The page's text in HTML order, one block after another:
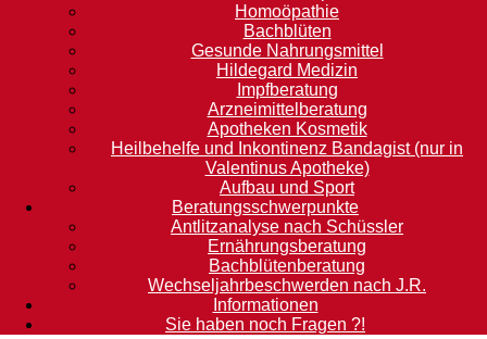
Homoöpathie
Bachblüten
Gesunde Nahrungsmittel
Hildegard Medizin
Impfberatung
Arzneimittelberatung
Apotheken Kosmetik
Heilbehelfe und Inkontinenz Bandagist (nur in
Valentinus Apotheke)
Aufbau und Sport
Beratungsschwerpunkte
Antlitzanalyse nach Schüssler
Ernährungsberatung
Bachblütenberatung
Wechseljahrbeschwerden nach J.R.
Informationen
Sie haben noch Fragen ?!